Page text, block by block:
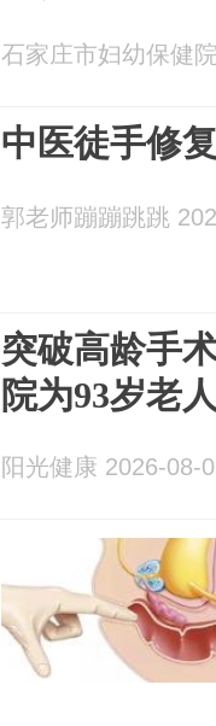
石家庄市妇幼保健
中医徒手修
郭老师蹦蹦跳跳
突破高龄手
院为93岁老
阳光健康 2026-08-